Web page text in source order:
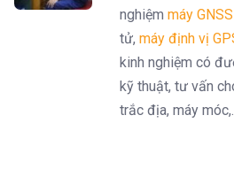
nghiệm máy
tử, máy định vị
kinh nghiệm có
kỹ thuật, tư vấn
trắc địa, máy